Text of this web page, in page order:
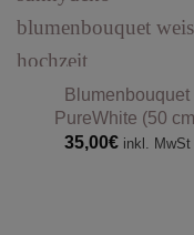
Blumenbouquet
PureWhite (50
35,00€ inkl. MwSt